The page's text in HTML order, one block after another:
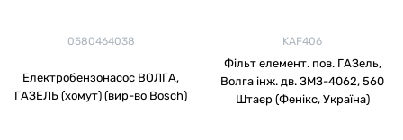
0580464038
Електробензонасос ВОЛГА,
ГАЗЕЛЬ (хомут) (вир-во Bosch)
KAF406
Фільт елемент. пов. ГАЗель,
Волга інж. дв. ЗМЗ-4062, 560
Штаєр (Фенікс, Україна)